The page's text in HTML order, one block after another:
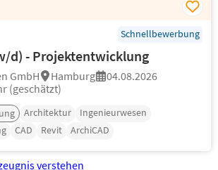
Schnellbewerbung
d) - Projektentwicklung
GmbH Hamburg
04.08.2026
(geschätzt)
Architektur
Ingenieurwesen
CAD Revit ArchiCAD